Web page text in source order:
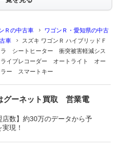
Ｒの中古車
ワゴンＲ・愛知県の中古
車
スズキ ワゴンＲ ハイブリッドＦ
シートヒーター 衝突被害軽減シス
イブレコーダー オートライト オー
ー スマートキー
グーネット買取 営業電
店数】約30万のデータから予
現！